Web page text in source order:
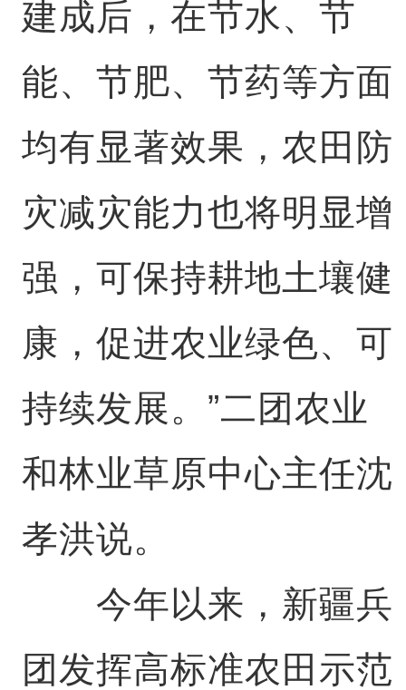
建成后，在节水、节
能、节肥、节药等方面
均有显著效果，农田防
灾减灾能力也将明显增
强，可保持耕地土壤健
康，促进农业绿色、可
持续发展。”二团农业
和林业草原中心主任沈
孝洪说。
今年以来，新疆兵
团发挥高标准农田示范